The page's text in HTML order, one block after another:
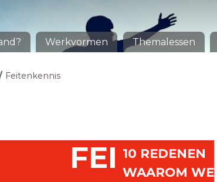
Werkvormen Themalessen
Feitenkennis
FEI 10 REDENEN
WAAROM WE